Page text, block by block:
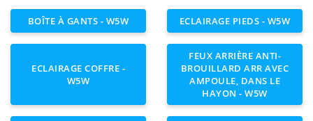
BOÎTE À GANTS - W5W ECLAIRAGE PIEDS - W5W
ECLAIRAGE COFFRE -
W5W
FEUX ARRIÈRE ANTI-
BROUILLARD ARR AVEC
AMPOULE, DANS LE
HAYON - W5W